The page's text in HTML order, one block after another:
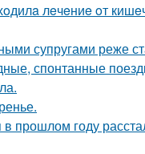
лeчeниe oт
супругами реже
спонтанные
в прошлом году